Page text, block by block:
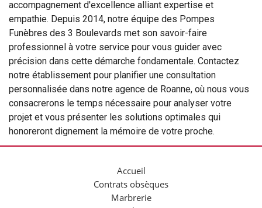
accompagnement d'excellence alliant expertise et
empathie. Depuis 2014, notre équipe des Pompes
Funèbres des 3 Boulevards met son savoir-faire
professionnel à votre service pour vous guider avec
précision dans cette démarche fondamentale. Contactez
notre établissement pour planifier une consultation
personnalisée dans notre agence de Roanne, où nous vous
consacrerons le temps nécessaire pour analyser votre
projet et vous présenter les solutions optimales qui
honoreront dignement la mémoire de votre proche.
Accueil
Contrats obsèques
Marbrerie